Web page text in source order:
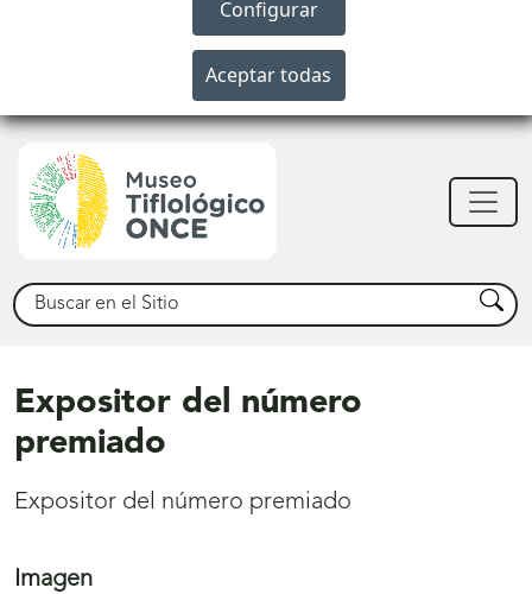
Buscar Buscar
Expositor del número
premiado
Expositor del número premiado
Imagen